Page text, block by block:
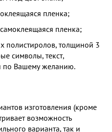
пленка;
пленка;
полистиролов, толщиной 3
символы, текст,
по Вашему желанию.
изготовления (кроме
возможность
варианта, так и